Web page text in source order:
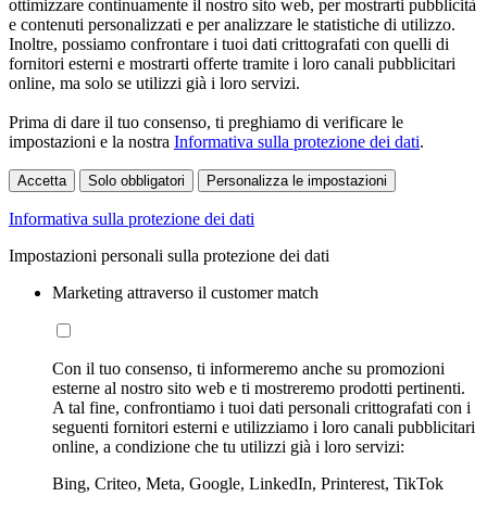
ottimizzare continuamente il nostro sito web, per mostrarti pubblicità
e contenuti personalizzati e per analizzare le statistiche di utilizzo.
Inoltre, possiamo confrontare i tuoi dati crittografati con quelli di
fornitori esterni e mostrarti offerte tramite i loro canali pubblicitari
online, ma solo se utilizzi già i loro servizi.
Prima di dare il tuo consenso, ti preghiamo di verificare le
impostazioni e la nostra Informativa sulla protezione dei dati.
Accetta Solo obbligatori Personalizza le impostazioni
Informativa sulla protezione dei dati
Impostazioni personali sulla protezione dei dati
Marketing attraverso il customer match
Con il tuo consenso, ti informeremo anche su promozioni
esterne al nostro sito web e ti mostreremo prodotti pertinenti.
A tal fine, confrontiamo i tuoi dati personali crittografati con i
seguenti fornitori esterni e utilizziamo i loro canali pubblicitari
online, a condizione che tu utilizzi già i loro servizi:
Bing, Criteo, Meta, Google, LinkedIn, Printerest, TikTok